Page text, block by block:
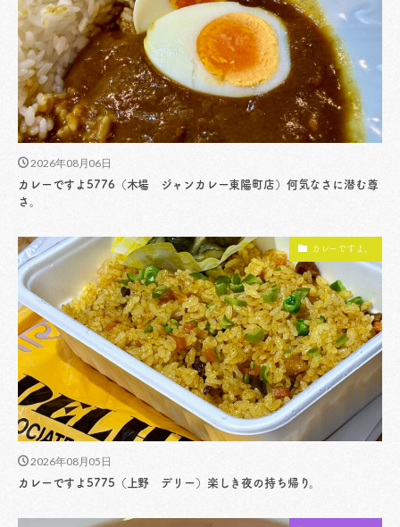
2026年08月06日
カレーですよ5776（木場 ジャンカレー東陽町店）何気なさに潜む尊
さ。
カレーですよ。
2026年08月05日
カレーですよ5775（上野 デリー）楽しき夜の持ち帰り。